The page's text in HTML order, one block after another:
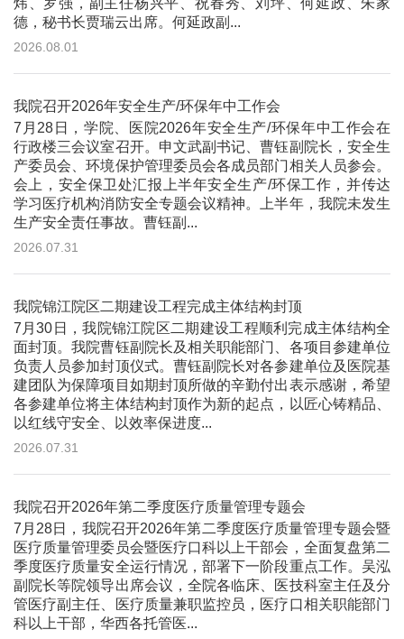
炜、罗强，副主任杨兴平、祝春秀、刘坪、何延政、朱家
德，秘书长贾瑞云出席。何延政副...
2026.08.01
我院召开2026年安全生产/环保年中工作会
7月28日，学院、医院2026年安全生产/环保年中工作会在
行政楼三会议室召开。申文武副书记、曹钰副院长，安全生
产委员会、环境保护管理委员会各成员部门相关人员参会。
会上，安全保卫处汇报上半年安全生产/环保工作，并传达
学习医疗机构消防安全专题会议精神。上半年，我院未发生
生产安全责任事故。曹钰副...
2026.07.31
我院锦江院区二期建设工程完成主体结构封顶
7月30日，我院锦江院区二期建设工程顺利完成主体结构全
面封顶。我院曹钰副院长及相关职能部门、各项目参建单位
负责人员参加封顶仪式。曹钰副院长对各参建单位及医院基
建团队为保障项目如期封顶所做的辛勤付出表示感谢，希望
各参建单位将主体结构封顶作为新的起点，以匠心铸精品、
以红线守安全、以效率保进度...
2026.07.31
我院召开2026年第二季度医疗质量管理专题会
7月28日，我院召开2026年第二季度医疗质量管理专题会暨
医疗质量管理委员会暨医疗口科以上干部会，全面复盘第二
季度医疗质量安全运行情况，部署下一阶段重点工作。吴泓
副院长等院领导出席会议，全院各临床、医技科室主任及分
管医疗副主任、医疗质量兼职监控员，医疗口相关职能部门
科以上干部，华西各托管医...